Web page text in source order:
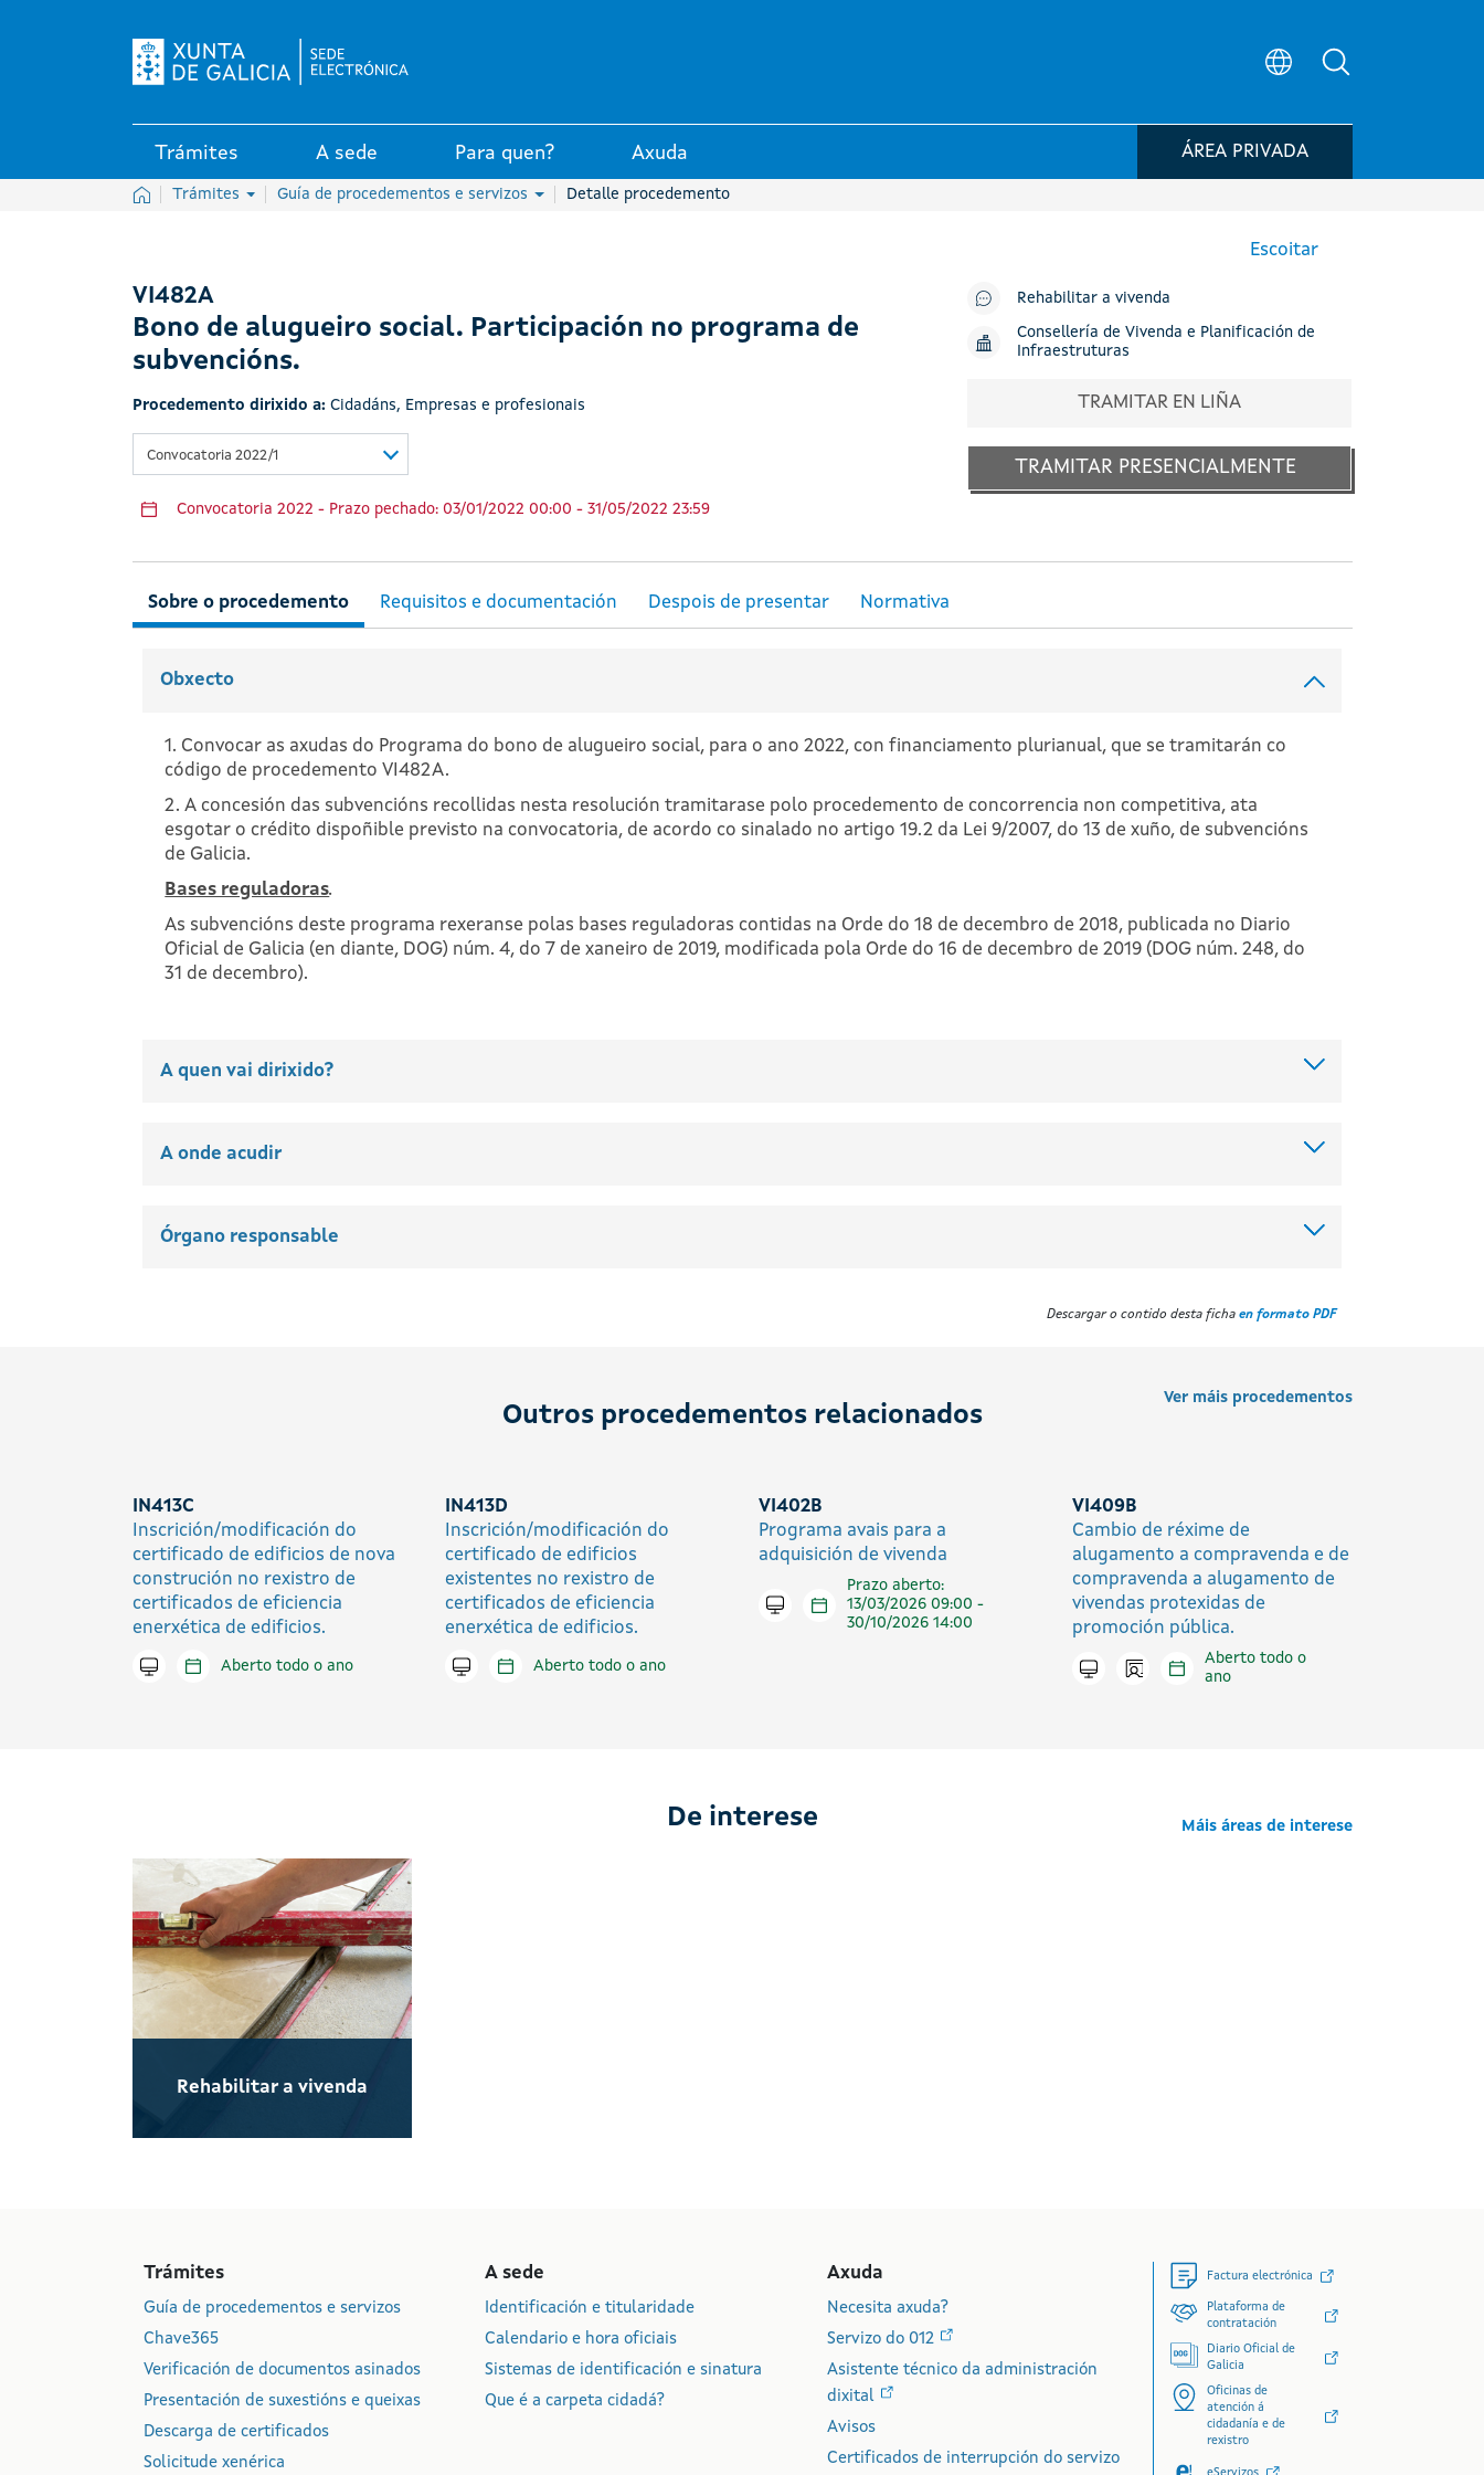
Trámites A sede Para quen? Axuda ÁREA PRIVADA
InicioTrámites Guía de procedementos e servizos Detalle procedemento
Escoitar
VI482A
Bono de alugueiro social. Participación no programa de
subvencións.
Procedemento dirixido a: Cidadáns, Empresas e profesionais
Convocatoria 2022/1
Convocatoria 2022 - Prazo pechado: 03/01/2022 00:00 - 31/05/2022 23:59
Rehabilitar a vivenda
Consellería de Vivenda e Planificación de
Infraestruturas
TRAMITAR EN LIÑA
TRAMITAR PRESENCIALMENTE
Sobre o procedemento Despois de presentar
Obxecto
1. Convocar as axudas do Programa do bono de alugueiro social, para o ano 2022, con financiamento plurianual, que se tramitarán co
código de procedemento VI482A.
2. A concesión das subvencións recollidas nesta resolución tramitarase polo procedemento de concorrencia non competitiva, ata
esgotar o crédito dispoñible previsto na convocatoria, de acordo co sinalado no artigo 19.2 da Lei 9/2007, do 13 de xuño, de subvencións
de Galicia.
Bases reguladoras.
As subvencións deste programa rexeranse polas bases reguladoras contidas na Orde do 18 de decembro de 2018, publicada no Diario
Oficial de Galicia (en diante, DOG) núm. 4, do 7 de xaneiro de 2019, modificada pola Orde do 16 de decembro de 2019 (DOG núm. 248, do
31 de decembro).
A quen vai dirixido?
A onde acudir
Órgano responsable
Descargar o contido desta ficha en formato PDF
Outros procedementos relacionados
Ver máis procedementos
IN413C
Inscrición/modificación do
certificado de edificios de nova
construción no rexistro de
certificados de eficiencia
enerxética de edificios.
Tramitar en liñaAberto todo o ano
IN413D
Inscrición/modificación do
certificado de edificios
existentes no rexistro de
certificados de eficiencia
enerxética de edificios.
Tramitar en liñaAberto todo o ano
VI402B
Programa avais para a
adquisición de vivenda
Tramitar en liña
Prazo aberto:
13/03/2026 09:00 -
30/10/2026 14:00
VI409B
Cambio de réxime de
alugamento a compravenda e de
compravenda a alugamento de
vivendas protexidas de
promoción pública.
Tramitar en liña
Icono presencial
Aberto todo o
ano
De interese Máis áreas de interese
Rehabilitar a vivenda
Trámites
Guía de procedementos e servizos
Chave365
Verificación de documentos asinados
Presentación de suxestións e queixas
Descarga de certificados
Solicitude xenérica
A sede
Identificación e titularidade
Calendario e hora oficiais
Sistemas de identificación e sinatura
Que é a carpeta cidadá?
Axuda
Necesita axuda?
Servizo do 012
Asistente técnico da administración
dixital
Avisos
Certificados de interrupción do servizo
Factura electrónica
Plataforma de
contratación
Diario Oficial de
Galicia
Oficinas de
atención á
cidadanía e de
rexistro